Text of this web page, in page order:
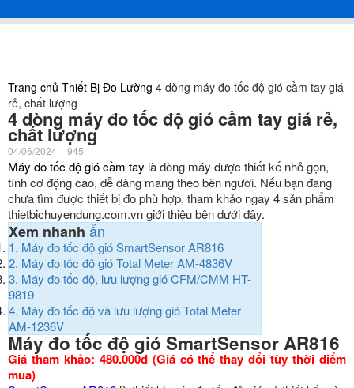
Trang chủ Thiết Bị Đo Lường 4 dòng máy đo tốc độ gió cầm tay giá
rẻ, chất lượng
4 dòng máy đo tốc độ gió cầm tay giá rẻ,
chất lượng
04/06/2024 945
Máy đo tốc độ gió cầm tay là dòng máy được thiết kế nhỏ gọn,
tính cơ động cao, dễ dàng mang theo bên người. Nếu bạn đang
chưa tìm được thiết bị đo phù hợp, tham khảo ngay 4 sản phẩm
thietbichuyendung.com.vn giới thiệu bên dưới đây.
Xem nhanh ẩn
1. Máy đo tốc độ gió SmartSensor AR816
2. Máy đo tốc độ gió Total Meter AM-4836V
3. Máy đo tốc độ, lưu lượng gió CFM/CMM HT-
9819
4. Máy đo tốc độ và lưu lượng gió Total Meter
AM-1236V
Máy đo tốc độ gió SmartSensor AR816
Giá tham khảo: 480.000đ (Giá có thể thay đổi tùy thời điểm
mua)